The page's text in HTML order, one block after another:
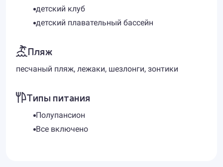
детский клуб
детский плавательный бассейн
Пляж
песчаный пляж, лежаки, шезлонги, зонтики
Типы питания
Полупансион
Все включено